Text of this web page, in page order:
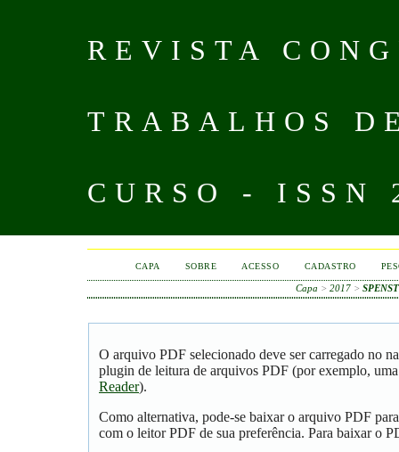
REVISTA
TRABALHOS
CURSO - ISSN
CAPA SOBRE ACESSO CADASTRO
Capa >2017 >
O arquivo PDF selecionado deve ser carregado no
plugin de leitura de arquivos PDF (por exemplo,
Reader).
Como alternativa, pode-se baixar o arquivo PDF
com o leitor PDF de sua preferência. Para baixar o